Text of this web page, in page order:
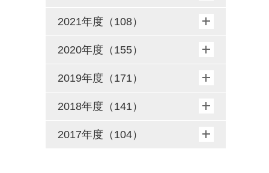
2021年度（108）
2020年度（155）
2019年度（171）
2018年度（141）
2017年度（104）